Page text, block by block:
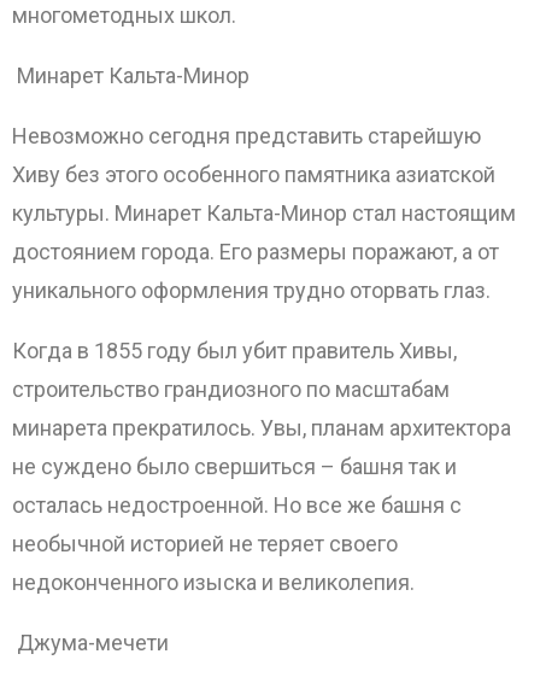
многометодных школ.
Минарет Кальта-Минор
Невозможно сегодня представить старейшую
Хиву без этого особенного памятника азиатской
культуры. Минарет Кальта-Минор стал настоящим
достоянием города. Его размеры поражают, а от
уникального оформления трудно оторвать глаз.
Когда в 1855 году был убит правитель Хивы,
строительство грандиозного по масштабам
минарета прекратилось. Увы, планам архитектора
не суждено было свершиться – башня так и
осталась недостроенной. Но все же башня с
необычной историей не теряет своего
недоконченного изыска и великолепия.
Джума-мечети